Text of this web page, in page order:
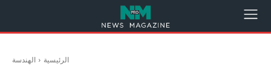
الرئيسية الهندسة